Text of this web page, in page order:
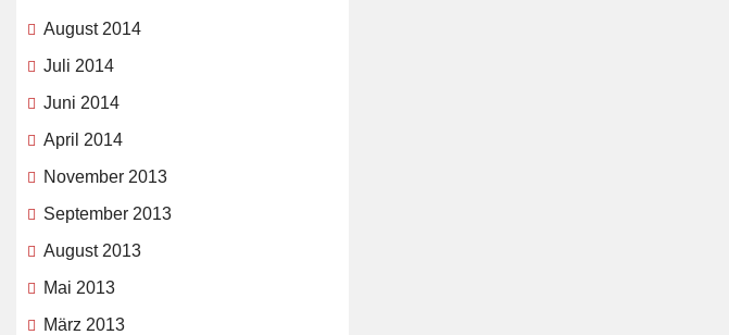
August 2014
Juli 2014
Juni 2014
April 2014
November 2013
September 2013
August 2013
Mai 2013
März 2013